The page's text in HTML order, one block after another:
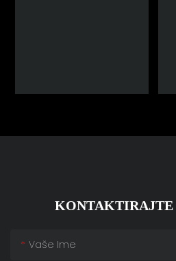
KONTAKTIRAJTE
Vaše Ime